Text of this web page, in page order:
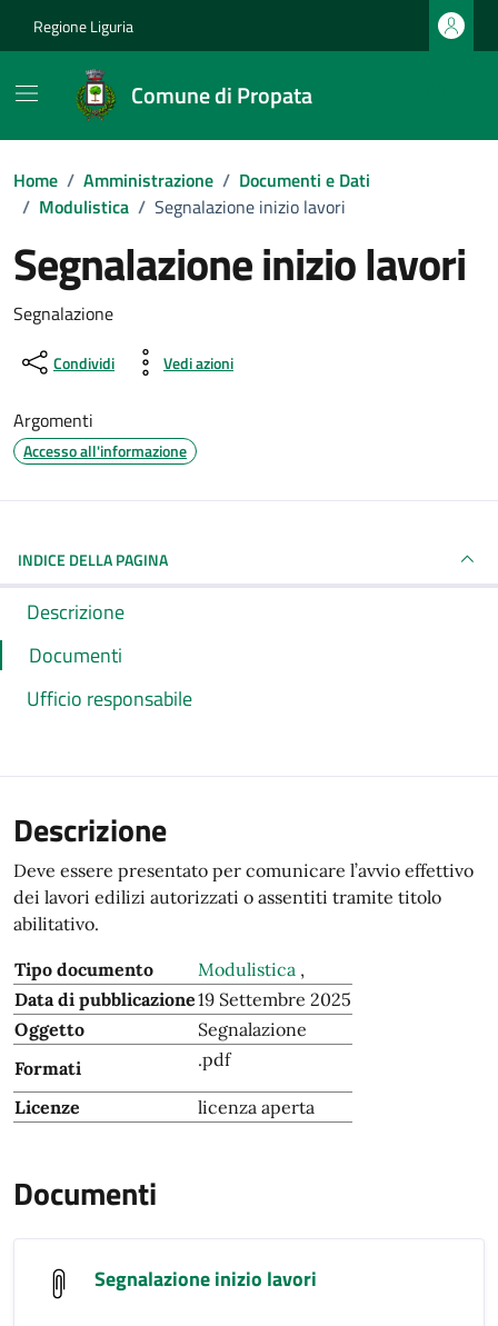
Regione Liguria
Comune di Propata
Home / Amministrazione / Documenti e Dati
/ Modulistica / Segnalazione inizio lavori
Segnalazione inizio lavori
Dettagli del documento
Segnalazione
Condividi Vedi azioni
Argomenti
Accesso all'informazione
INDICE DELLA PAGINA
Descrizione
Documenti
Ufficio responsabile
Descrizione
Deve essere presentato per comunicare l’avvio effettivo
dei lavori edilizi autorizzati o assentiti tramite titolo
abilitativo.
Tipo documento Modulistica ,
Data di pubblicazione19 Settembre 2025
Oggetto
Segnalazione
Formati
.pdf
Licenze licenza aperta
Documenti
Segnalazione inizio lavori